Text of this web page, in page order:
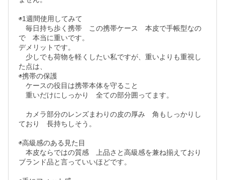
◉1週間使用してみて
毎日持ち歩く携帯　この携帯ケース　本皮で手帳型なの
で　本当に重いです。
デメリットです。
少しでも荷物を軽くしたい私ですが、重いよりも重視し
た点は、
◉携帯の保護
ケースの役目は携帯本体を守ること
重いだけにしっかり　全ての部分囲ってます。
カメラ部分のレンズまわりの皮の厚み　角もしっかりし
ており　長持ちしそう。
◉高級感のある見た目
本皮ならではの質感　上品さと高級感を兼ね揃えており
ブランド品と言っていいほどです。